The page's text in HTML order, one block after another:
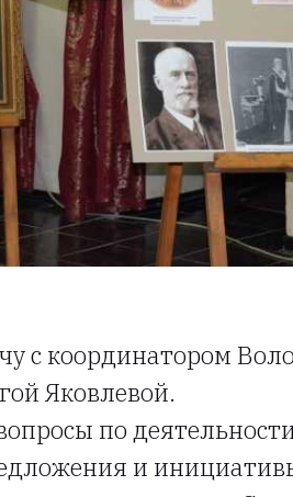
с координатором
Яковлевой.
по
и